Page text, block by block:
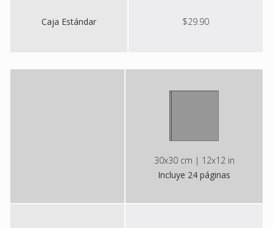
Caja Estándar $29.90
30x30 cm | 12x12 in
Incluye 24 páginas